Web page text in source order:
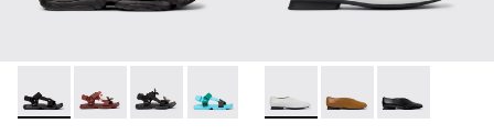
Karst Sandal - K201794-001 - รองเท้ารัดส้นผ้าสีดําสําหรับผู้หญิ
Karst Sandal - K201794-011
Karst Sandal - K201794-010
Karst Sandal - K201794-003
Karst Sandal - K201794-002
Casi Myra - K201751-010 -
Casi Myra -Casi Myra -